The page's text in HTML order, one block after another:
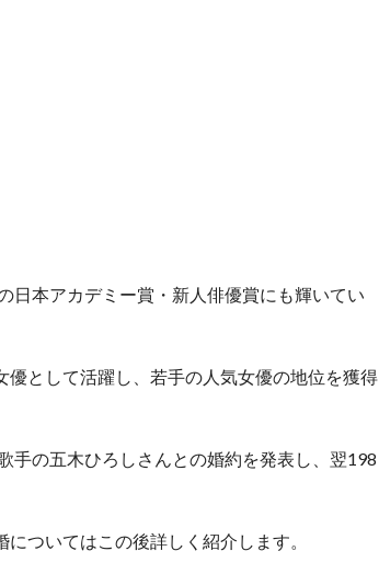
日本アカデミー賞・新人俳優賞にも輝いてい
として活躍し、若手の人気女優の地位を獲得
手の五木ひろしさんとの婚約を発表し、翌198
ついてはこの後詳しく紹介します。